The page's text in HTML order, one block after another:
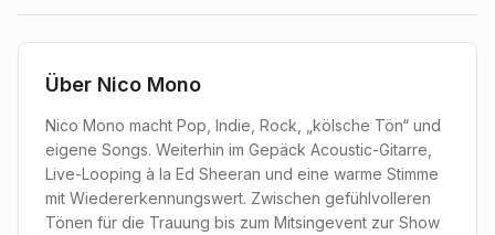
Über Nico Mono
Nico Mono macht Pop, Indie, Rock, „kölsche Tön“ und
eigene Songs. Weiterhin im Gepäck Acoustic-Gitarre,
Live-Looping à la Ed Sheeran und eine warme Stimme
mit Wiedererkennungswert. Zwischen gefühlvolleren
Tönen für die Trauung bis zum Mitsingevent zur Show